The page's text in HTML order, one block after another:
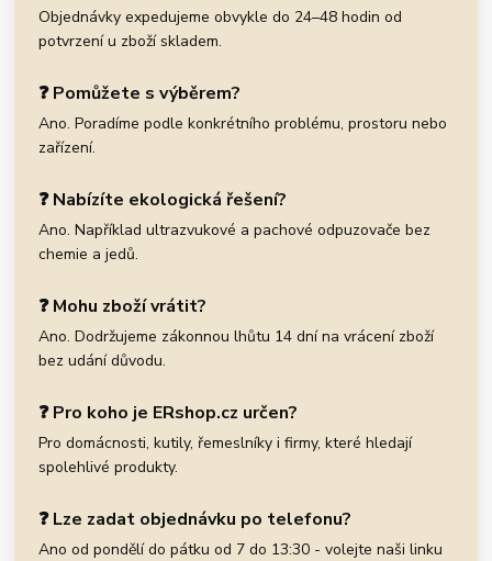
Objednávky expedujeme obvykle do 24–48 hodin od
potvrzení u zboží skladem.
❓ Pomůžete s výběrem?
Ano. Poradíme podle konkrétního problému, prostoru nebo
zařízení.
❓ Nabízíte ekologická řešení?
Ano. Například ultrazvukové a pachové odpuzovače bez
chemie a jedů.
❓ Mohu zboží vrátit?
Ano. Dodržujeme zákonnou lhůtu 14 dní na vrácení zboží
bez udání důvodu.
❓ Pro koho je ERshop.cz určen?
Pro domácnosti, kutily, řemeslníky i firmy, které hledají
spolehlivé produkty.
❓ Lze zadat objednávku po telefonu?
Ano od pondělí do pátku od 7 do 13:30 - volejte naši linku